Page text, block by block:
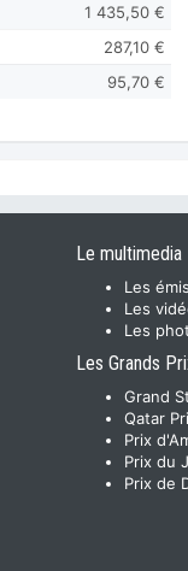
1 435,50 €
287,10 €
95,70 €
Le multimedia
Les
Les
Les
Les Grands
Grand
Qatar
Prix
Prix du
Prix de